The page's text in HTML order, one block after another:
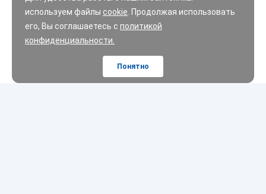
используем файлы cookie . Продолжая использовать
его, Вы соглашаетесь с политикой
конфиденциальности.
Понятно